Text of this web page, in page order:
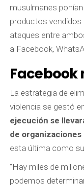
musulmanes
productos vendidos
ataques entre
a Facebook,
Facebook
La estrategia de
violencia se gestó
ejecución se
de
esta última como
“Hay miles de
podemos